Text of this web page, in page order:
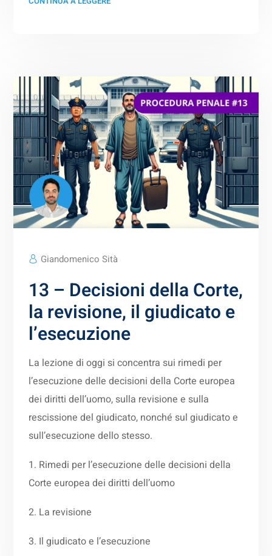
Giandomenico Sità
13 – Decisioni della Corte,
la revisione, il giudicato e
l’esecuzione
La lezione di oggi si concentra sui rimedi per
l’esecuzione delle decisioni della Corte europea
dei diritti dell’uomo, sulla revisione e sulla
rescissione del giudicato, nonché sul giudicato e
sull’esecuzione dello stesso.
1. Rimedi per l’esecuzione delle decisioni della
Corte europea dei diritti dell’uomo
2. La revisione
3. Il giudicato e l’esecuzione